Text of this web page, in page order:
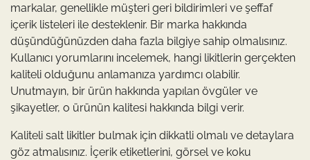
markalar, genellikle müşteri geri bildirimleri ve şeffaf
içerik listeleri ile desteklenir. Bir marka hakkında
düşündüğünüzden daha fazla bilgiye sahip olmalısınız.
Kullanıcı yorumlarını incelemek, hangi likitlerin gerçekten
kaliteli olduğunu anlamanıza yardımcı olabilir.
Unutmayın, bir ürün hakkında yapılan övgüler ve
şikayetler, o ürünün kalitesi hakkında bilgi verir.
Kaliteli salt likitler bulmak için dikkatli olmalı ve detaylara
göz atmalısınız. İçerik etiketlerini, görsel ve koku